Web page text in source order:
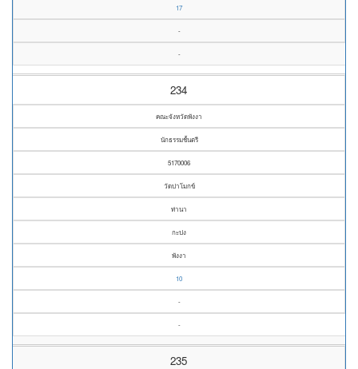
17
-
-
234
คณะจังหวัดพังงา
นักธรรมชั้นตรี
5170006
วัดปาโมกข์
ท่านา
กะปง
พังงา
10
-
-
235